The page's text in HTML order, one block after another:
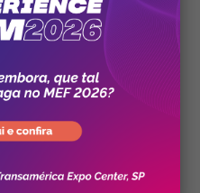
de Votuporanga
clínico no uso do
à possibilidade de
a procurarem os
suas necessidades.
a possibilidade de